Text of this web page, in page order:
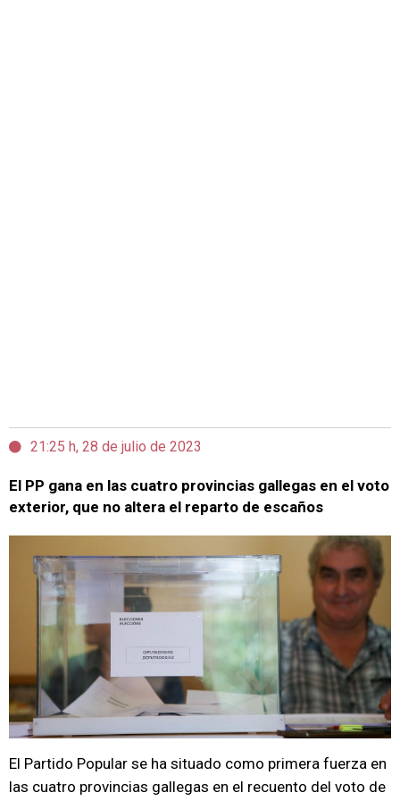
21:25 h, 28 de julio de 2023
El PP gana en las cuatro provincias gallegas en el voto
exterior, que no altera el reparto de escaños
El Partido Popular se ha situado como primera fuerza en
las cuatro provincias gallegas en el recuento del voto de